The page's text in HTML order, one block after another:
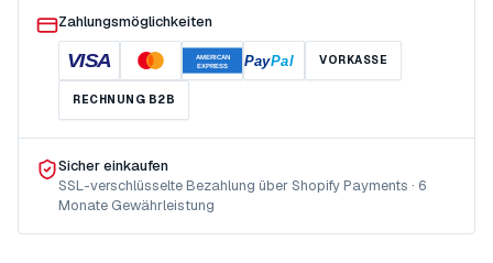
Zahlungsmöglichkeiten
VISA
AMERICAN
EXPRESS
PayPal VORKASSE
RECHNUNG B2B
Sicher einkaufen
SSL-verschlüsselte Bezahlung über Shopify Payments · 6
Monate Gewährleistung